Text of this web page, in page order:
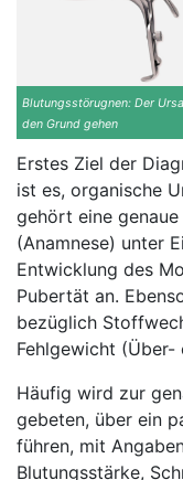
Blutungsstörugnen: Der
den Grund gehen
Erstes Ziel der
ist es, organische
gehört eine
(Anamnese) unter
Entwicklung des
Pubertät an.
bezüglich
Fehlgewicht
Häufig wird zur
gebeten, über ein
führen, mit
Blutungsstärke,